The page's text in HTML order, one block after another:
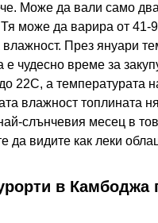
Може да вали само
може да варира от 41-
През януари
е чудесно време за
22С, а температурата
влажност топлината
слънчевия месец в
да видите как леки
в Камбоджа